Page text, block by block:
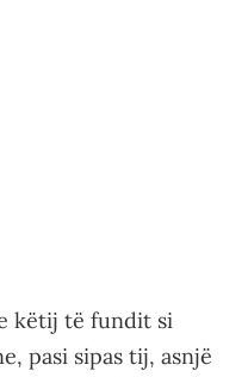
këtij të fundit si
pasi sipas tij, asnjë